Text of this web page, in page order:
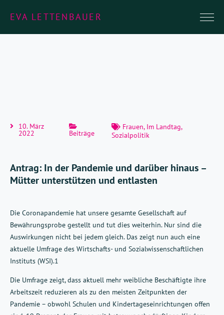
EVA LETTENBAUER
10. März
2022 Beiträge
Frauen, Im Landtag,
Sozialpolitik
Antrag: In der Pandemie und darüber hinaus –
Mütter unterstützen und entlasten
Die Coronapandemie hat unsere gesamte Gesellschaft auf
Bewährungsprobe gestellt und tut dies weiterhin. Nur sind die
Auswirkungen nicht bei jedem gleich. Das zeigt nun auch eine
aktuelle Umfrage des Wirtschafts- und Sozialwissenschaftlichen
Instituts (WSI).1
Die Umfrage zeigt, dass aktuell mehr weibliche Beschäftigte ihre
Arbeitszeit reduzieren als zu den meisten Zeitpunkten der
Pandemie – obwohl Schulen und Kindertageseinrichtungen offen